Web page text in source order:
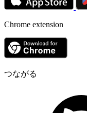
Chrome extension
つながる